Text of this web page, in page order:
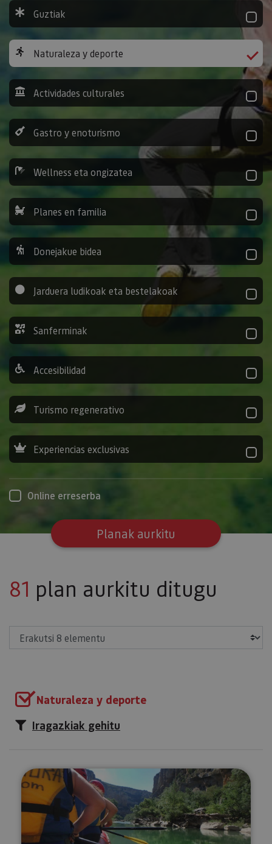
Guztiak
Naturaleza y deporte
Actividades culturales
Gastro y enoturismo
Wellness eta ongizatea
Planes en familia
Donejakue bidea
Jarduera ludikoak eta bestelakoak
Sanferminak
Accesibilidad
Turismo regenerativo
Experiencias exclusivas
Online erreserba
Planak aurkitu
81 plan aurkitu ditugu
Naturaleza y deporte
Iragazkiak gehitu
Irati ibaitik baltsan jaistea